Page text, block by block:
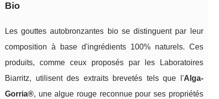
Bio
Les gouttes autobronzantes bio se distinguent par leur
composition à base d'ingrédients 100% naturels. Ces
produits, comme ceux proposés par les Laboratoires
Biarritz, utilisent des extraits brevetés tels que l'Alga-
Gorria®, une algue rouge reconnue pour ses propriétés